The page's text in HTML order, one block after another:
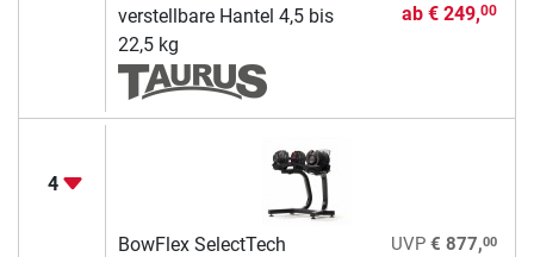
verstellbare Hantel 4,5 bis
22,5 kg
ab € 249,00
4
BowFlex SelectTech
UVP € 877,00